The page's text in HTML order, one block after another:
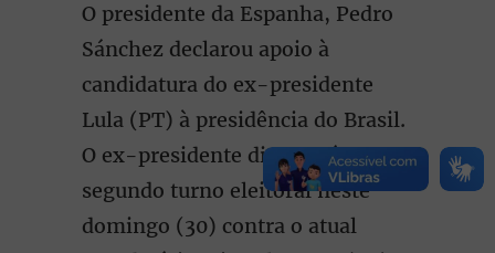
O presidente da Espanha, Pedro
Sánchez declarou apoio à
candidatura do ex-presidente
Lula (PT) à presidência do Brasil.
O ex-presidente disputará o
segundo turno eleitoral neste
domingo (30) contra o atual